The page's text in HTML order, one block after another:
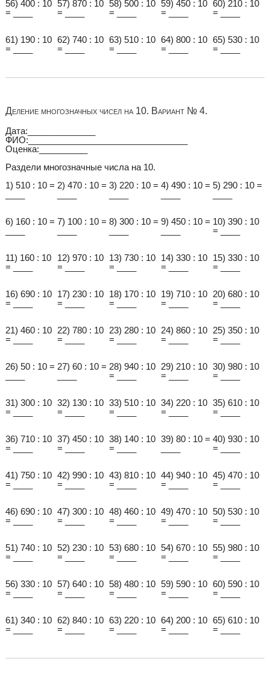
56) 400 : 10
= ____
57) 870 : 10
= ____
58) 500 : 10
= ____
59) 450 : 10
= ____
60) 210 : 10
= ____
61) 190 : 10
= ____
62) 740 : 10
= ____
63) 510 : 10
= ____
64) 800 : 10
= ____
65) 530 : 10
= ____
Деление многозначных чисел на 10. Вариант № 4.
Дата:______________
ФИО:_________________________________
Оценка:__________
Раздели многозначные числа на 10.
1) 510 : 10 = 2) 470 : 10 = 3) 220 : 10 = 4) 490 : 10 = 5) 290 : 10 =
6) 160 : 10 = 7) 100 : 10 = 8) 300 : 10 = 9) 450 : 10 = 10) 390 : 10
= ____
11) 160 : 10
= ____
12) 970 : 10
= ____
13) 730 : 10
= ____
14) 330 : 10
= ____
15) 330 : 10
= ____
16) 690 : 10
= ____
17) 230 : 10
= ____
18) 170 : 10
= ____
19) 710 : 10
= ____
20) 680 : 10
= ____
21) 460 : 10
= ____
22) 780 : 10
= ____
23) 280 : 10
= ____
24) 860 : 10
= ____
25) 350 : 10
= ____
26) 50 : 10 = 27) 60 : 10 = 28) 940 : 10
= ____
29) 210 : 10
= ____
30) 980 : 10
= ____
31) 300 : 10
= ____
32) 130 : 10
= ____
33) 510 : 10
= ____
34) 220 : 10
= ____
35) 610 : 10
= ____
36) 710 : 10
= ____
37) 450 : 10
= ____
38) 140 : 10
= ____
39) 80 : 10 = 40) 930 : 10
= ____
41) 750 : 10
= ____
42) 990 : 10
= ____
43) 810 : 10
= ____
44) 940 : 10
= ____
45) 470 : 10
= ____
46) 690 : 10
= ____
47) 300 : 10
= ____
48) 460 : 10
= ____
49) 470 : 10
= ____
50) 530 : 10
= ____
51) 740 : 10
= ____
52) 230 : 10
= ____
53) 680 : 10
= ____
54) 670 : 10
= ____
55) 980 : 10
= ____
56) 330 : 10
= ____
57) 640 : 10
= ____
58) 480 : 10
= ____
59) 590 : 10
= ____
60) 590 : 10
= ____
61) 340 : 10
= ____
62) 840 : 10
= ____
63) 220 : 10
= ____
64) 200 : 10
= ____
65) 610 : 10
= ____